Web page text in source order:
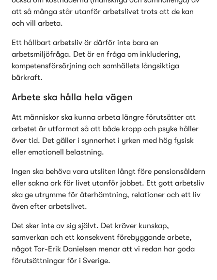
att så många står utanför arbetslivet trots att de kan
och vill arbeta.
Ett hållbart arbetsliv är därför inte bara en
arbetsmiljöfråga. Det är en fråga om inkludering,
kompetensförsörjning och samhällets långsiktiga
bärkraft.
Arbete ska hålla hela vägen
Att människor ska kunna arbeta längre förutsätter att
arbetet är utformat så att både kropp och psyke håller
över tid. Det gäller i synnerhet i yrken med hög fysisk
eller emotionell belastning.
Ingen ska behöva vara utsliten långt före pensionsåldern
eller sakna ork för livet utanför jobbet. Ett gott arbetsliv
ska ge utrymme för återhämtning, relationer och ett liv
även efter arbetslivet.
Det sker inte av sig självt. Det kräver kunskap,
samverkan och ett konsekvent förebyggande arbete,
något Tor-Erik Danielsen menar att vi redan har goda
förutsättningar för i Sverige.